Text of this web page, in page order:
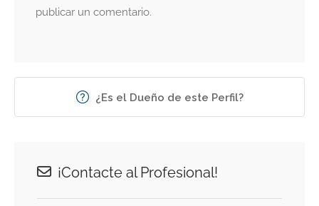
publicar un comentario.
¿Es el Dueño de este Perfil?
¡Contacte al Profesional!